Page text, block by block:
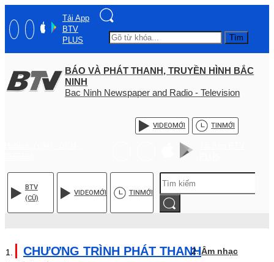
Tải App
BTV
PLUS
Tìm
BÁO VÀ PHÁT THANH, TRUYỀN HÌNH BẮC
NINH
Bac Ninh Newspaper and Radio - Television
VIDEOMỚI TINMỚI
BTV
(CŨ)
VIDEOMỚI TINMỚI
CHƯƠNG TRÌNH PHÁT THANHÂm nhạc